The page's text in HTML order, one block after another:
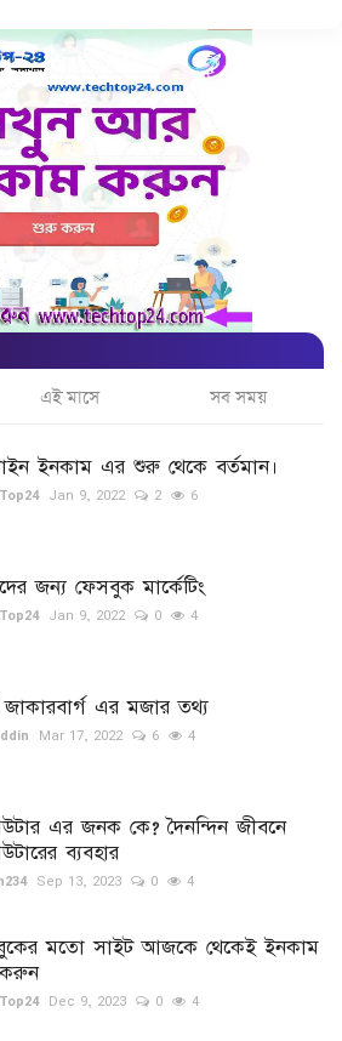
এই মাসে সব সময়
ইনকাম এর শুরু থেকে বর্তমান।
Jan 9, 2022 2 6
জন্য ফেসবুক মার্কেটিং
Jan 9, 2022 0 4
জাকারবার্গ এর মজার তথ্য
Mar 17, 2022 6 4
এর জনক কে? দৈনন্দিন জীবনে
ব্যবহার
Sep 13, 2023 0 4
মতো সাইট আজকে থেকেই ইনকাম
Dec 9, 2023 0 4